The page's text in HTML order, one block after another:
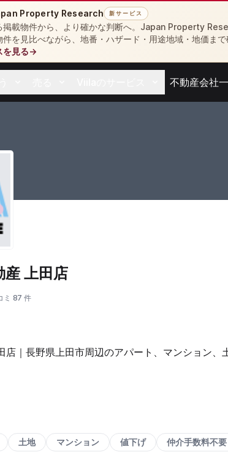
Property Research 新サービス
掲載物件から、より確かな判断へ。Japan Property
件を見比べながら、地番・ハザード・用途地域・地価まで
を見る→
Open resources menuOpen agent
不動産会社
産 上田店
ミ 87 件
店｜長野県上田市周辺のアパート、マンション、
土地 マンション 値下げ 仲介手数料不要